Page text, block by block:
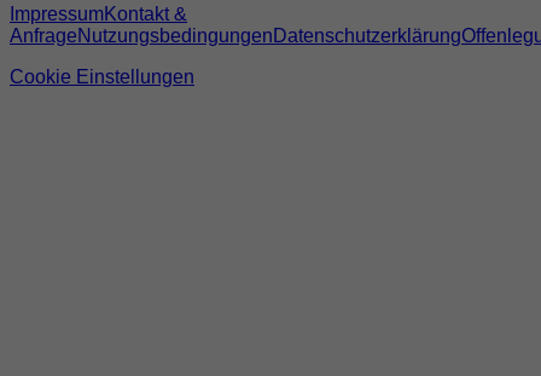
ImpressumKontakt &
AnfrageNutzungsbedingungen Datenschutzerklärung
Cookie Einstellungen